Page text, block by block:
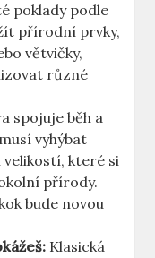
poklady podle
přírodní prvky,
větvičky,
různé
spojuje běh a
vyhýbat
velikostí, které si
přírody.
bude novou
Klasická